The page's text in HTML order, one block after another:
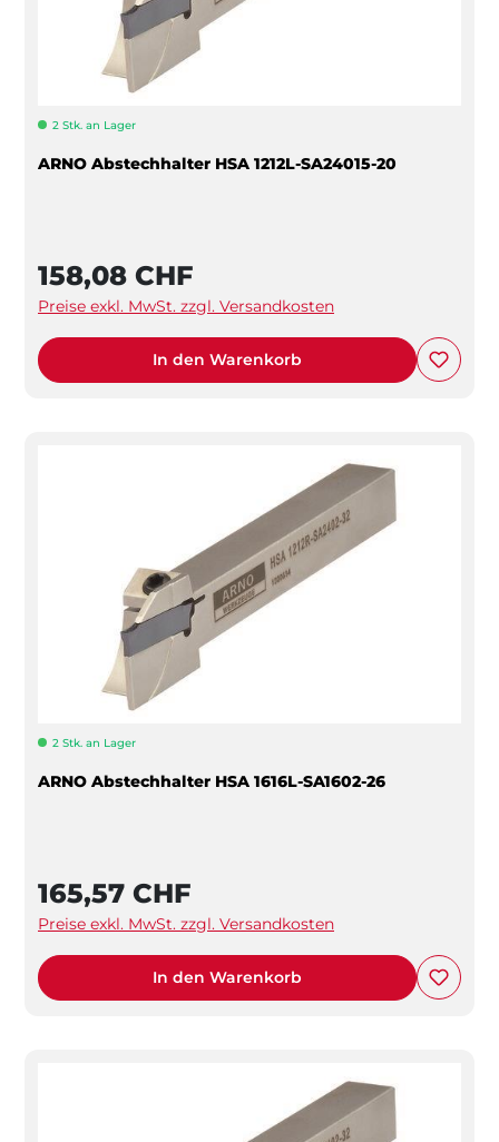
2 Stk. an Lager
ARNO Abstechhalter HSA 1212L-SA24015-20
158,08 CHF
Preise exkl. MwSt. zzgl. Versandkosten
In den Warenkorb
2 Stk. an Lager
ARNO Abstechhalter HSA 1616L-SA1602-26
165,57 CHF
Preise exkl. MwSt. zzgl. Versandkosten
In den Warenkorb